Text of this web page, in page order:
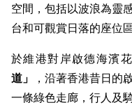
空間，包括以波浪為靈
台和可觀賞日落的座位
於維港對岸啟德海濱
道 」
，沿著香港昔日的
一條綠色走廊，行人及